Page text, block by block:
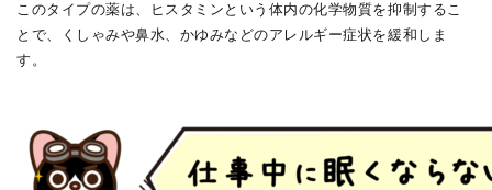
このタイプの薬は、ヒスタミンという体内の化学物質を抑制するこ
とで、くしゃみや鼻水、かゆみなどのアレルギー症状を緩和しま
す。